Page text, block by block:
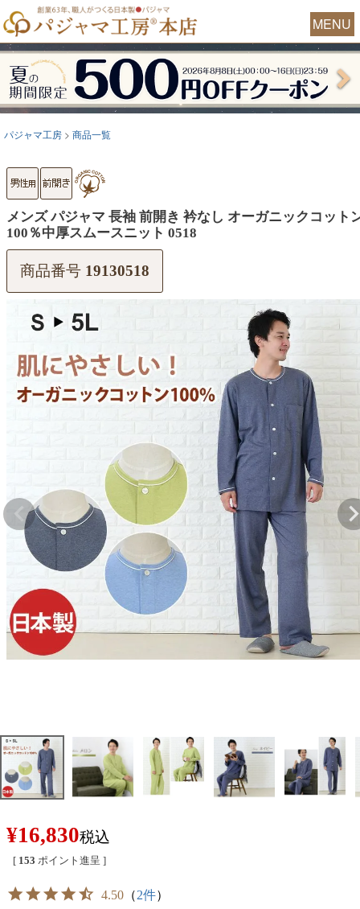
MENU
パジャマ工房 商品一覧
メンズ パジャマ 長袖 前開き 衿なし オーガニックコット
100％中厚スムースニット 0518
商品番号 19130518
¥16,830税込
[ 153 ポイント進呈 ]
4.50 （2件）